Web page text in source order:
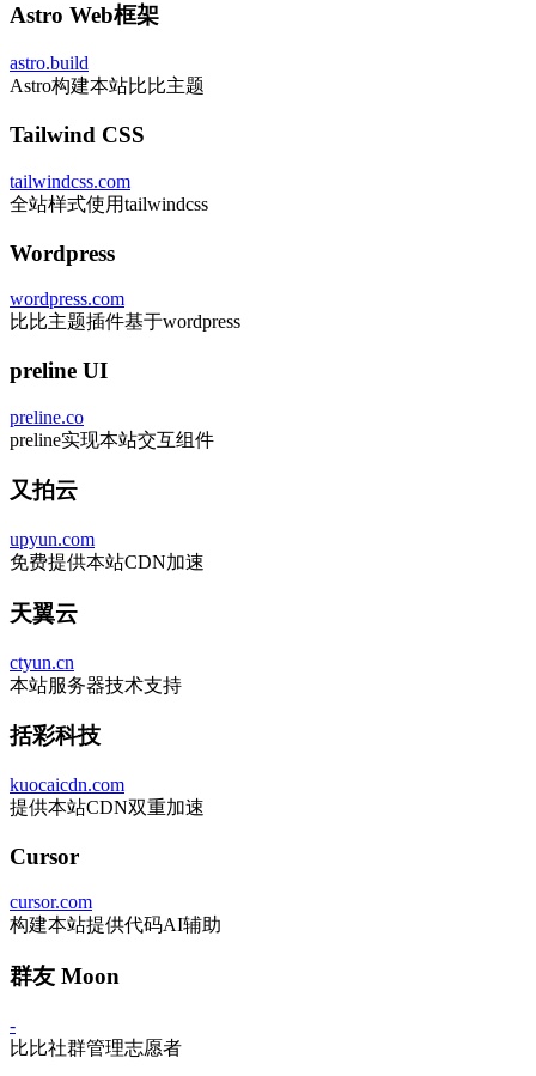
Astro Web框架
astro.build
Astro构建本站比比主题
Tailwind CSS
tailwindcss.com
全站样式使用tailwindcss
Wordpress
wordpress.com
比比主题插件基于wordpress
preline UI
preline.co
preline实现本站交互组件
又拍云
upyun.com
免费提供本站CDN加速
天翼云
ctyun.cn
本站服务器技术支持
括彩科技
kuocaicdn.com
提供本站CDN双重加速
Cursor
cursor.com
构建本站提供代码AI辅助
群友 Moon
-
比比社群管理志愿者